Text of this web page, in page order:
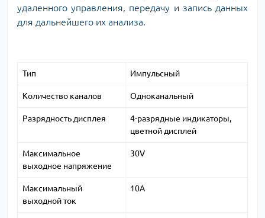
удаленного управления, передачу и запись данных
для дальнейшего их анализа.
Тип Импульсный
Количество каналов Одноканальный
Разрядность дисплея
4-разрядные индикаторы,
цветной дисплей
Максимальное
выходное напряжение
30V
Максимальный
выходной ток
10A